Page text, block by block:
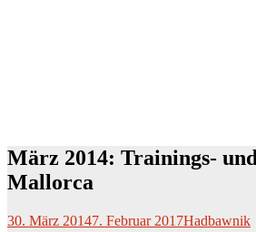
März 2014: Trainings-
Mallorca
30. März 20147. Februar 2017Hadbawnik